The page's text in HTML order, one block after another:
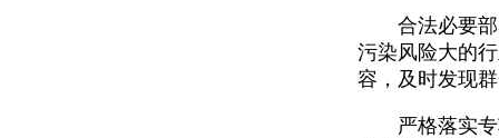
合法必要部署
污染风险大的
容，及时发现
严格落实专项